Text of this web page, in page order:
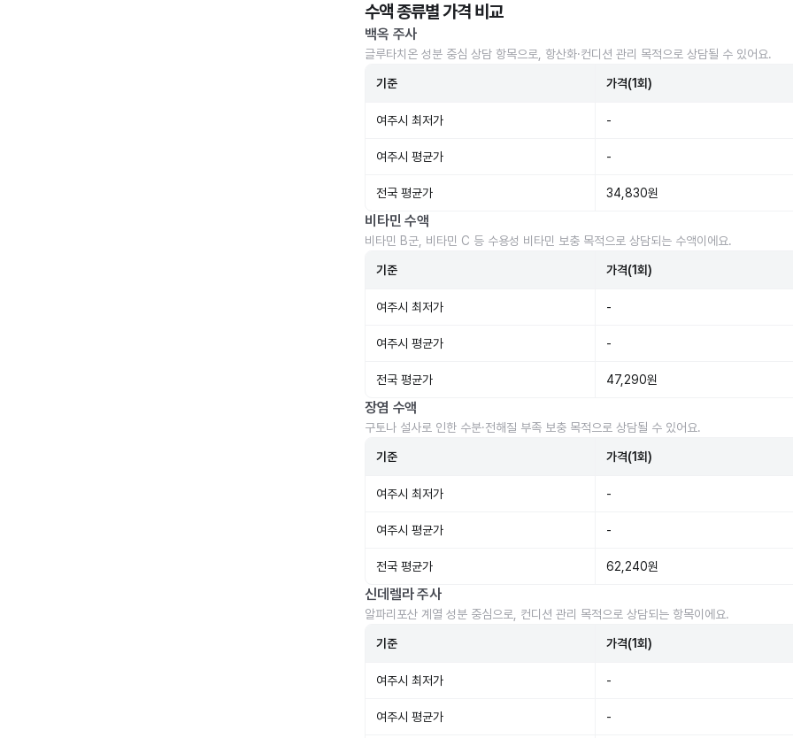
수액 종류별 가격 비교
백옥 주사
글루타치온 성분 중심 상담 항목으로, 항산화·컨디션 관리 목적으로 상담될 수 있어요.
기준 가격(1회)
여주시 최저가 -
여주시 평균가 -
전국 평균가 34,830원
비타민 수액
비타민 B군, 비타민 C 등 수용성 비타민 보충 목적으로 상담되는 수액이에요.
기준 가격(1회)
여주시 최저가 -
여주시 평균가 -
전국 평균가 47,290원
장염 수액
구토나 설사로 인한 수분·전해질 부족 보충 목적으로 상담될 수 있어요.
기준 가격(1회)
여주시 최저가 -
여주시 평균가 -
전국 평균가 62,240원
신데렐라 주사
알파리포산 계열 성분 중심으로, 컨디션 관리 목적으로 상담되는 항목이에요.
기준 가격(1회)
여주시 최저가 -
여주시 평균가 -